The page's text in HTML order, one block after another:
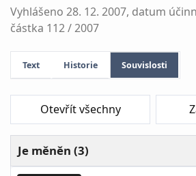
Vyhlášeno 28. 12. 2007, datum
částka 112 / 2007
Text Historie Souvislosti
Otevřít všechny
Je měněn (3)